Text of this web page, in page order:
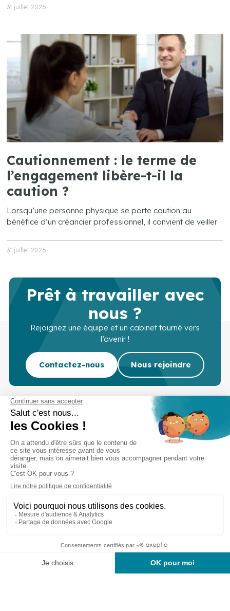
31 juillet 2026
Cautionnement : le terme de
l’engagement libère-t-il la
caution ?
Lorsqu’une personne physique se porte caution au
bénéfice d’un créancier professionnel, il convient de veiller
31 juillet 2026
Prêt à travailler avec
nous ?
Rejoignez une équipe et un cabinet tourné vers
l’avenir !
Contactez-nous Nous rejoindre
Cabinet d’experts-comptables commissaires aux
Services Secteurs
Recrutement
Actu